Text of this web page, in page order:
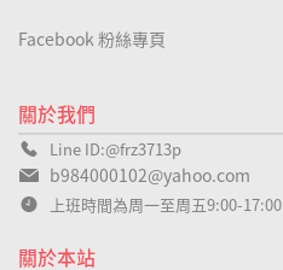
關於我們
Line ID:@frz3713p
b984000102@yahoo.com
上班時間為周一至周五9:00-17:00
關於本站
Facebook 粉絲專頁